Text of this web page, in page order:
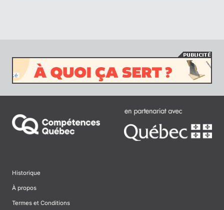
Historique
À propos
Termes et Conditions